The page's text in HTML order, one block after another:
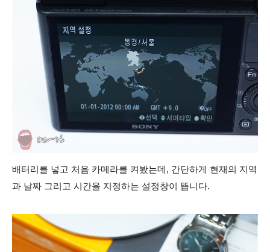
배터리를 넣고 처음 카메라를 켜봤는데, 간단하게 현재의 지역
과 날짜 그리고 시간을 지정하는 설정창이 뜹니다.